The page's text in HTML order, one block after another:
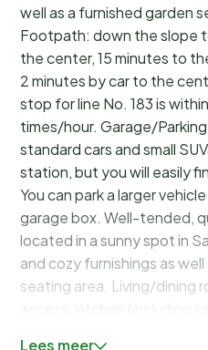
well as a furnished garden
Footpath: down the slope
the center, 15 minutes to
2 minutes by car to the
stop for line No. 183 is
times/hour. Garage/
standard cars and small
station, but you will easily
You can park a larger
garage box. Well-tended,
located in a sunny spot in
and cozy furnishings as
seating area. Living/dining
Lees meer